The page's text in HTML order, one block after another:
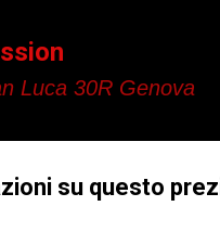
Luca 30R Genova
su questo